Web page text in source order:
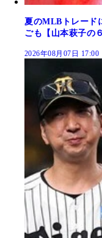
夏のMLBトレード
ごも【山本萩子の
2026年08月07日 17:00